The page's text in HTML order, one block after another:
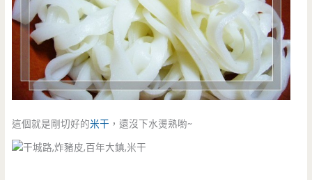
這個就是剛切好的米干 ，還沒下水燙熟喲~